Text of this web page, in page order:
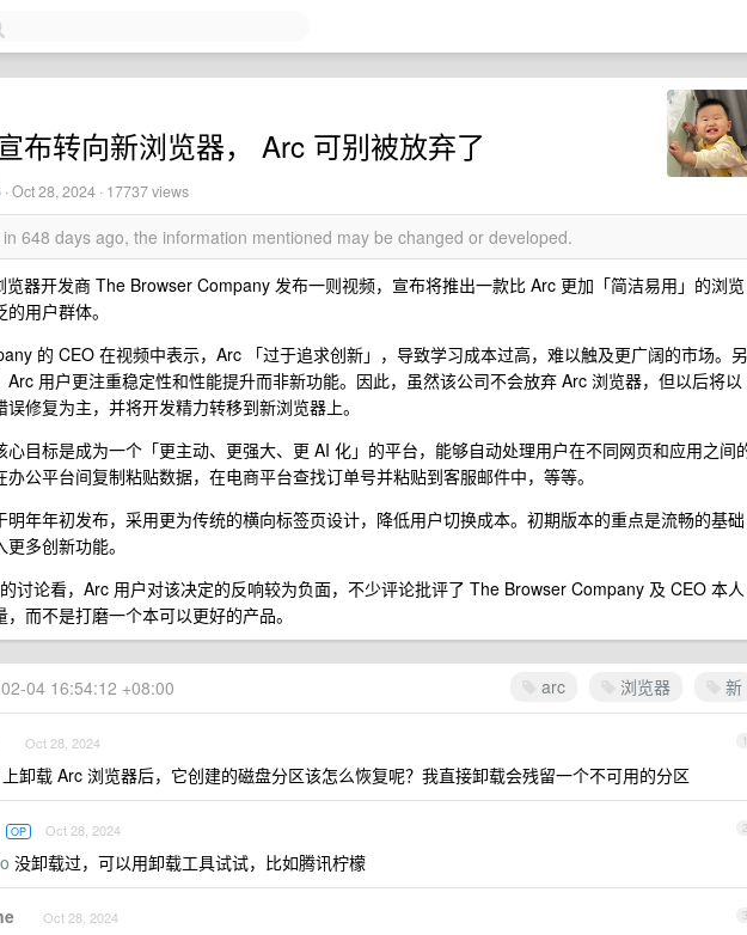
布转向新浏览器， Arc 可别被放弃了
·Oct 28, 2024 · 17737 views
648 days ago, the information mentioned may be changed or developed.
览器开发商 The Browser Company 发布一则视频，宣布将推出一款比 Arc 更加「简洁易用」的浏览
用户群体。
的 CEO 在视频中表示，Arc 「过于追求创新」，导致学习成本过高，难以触及更广阔的市场。另
Arc 用户更注重稳定性和性能提升而非新功能。因此，虽然该公司不会放弃 Arc 浏览器，但以后将以
修复为主，并将开发精力转移到新浏览器上。
心目标是成为一个「更主动、更强大、更 AI 化」的平台，能够自动处理用户在不同网页和应用之间
公平台间复制粘贴数据，在电商平台查找订单号并粘贴到客服邮件中，等等。
明年年初发布，采用更为传统的横向标签页设计，降低用户切换成本。初期版本的重点是流畅的基础
多创新功能。
讨论看，Arc 用户对该决定的反响较为负面，不少评论批评了 The Browser Company 及 CEO 本人
而不是打磨一个本可以更好的产品。
arc 浏览器 新
04 16:54:12 +08:00
1
Oct 28, 2024
卸载 Arc 浏览器后，它创建的磁盘分区该怎么恢复呢？我直接卸载会残留一个不可用的分区
2
OP Oct 28, 2024
没卸载过，可以用卸载工具试试，比如腾讯柠檬
3
Oct 28, 2024